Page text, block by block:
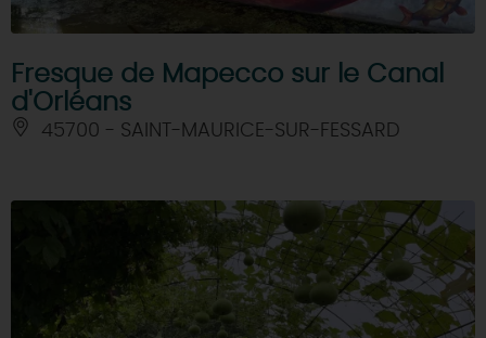
Fresque de Mapecco sur le Canal
d'Orléans
45700 - SAINT-MAURICE-SUR-FESSARD